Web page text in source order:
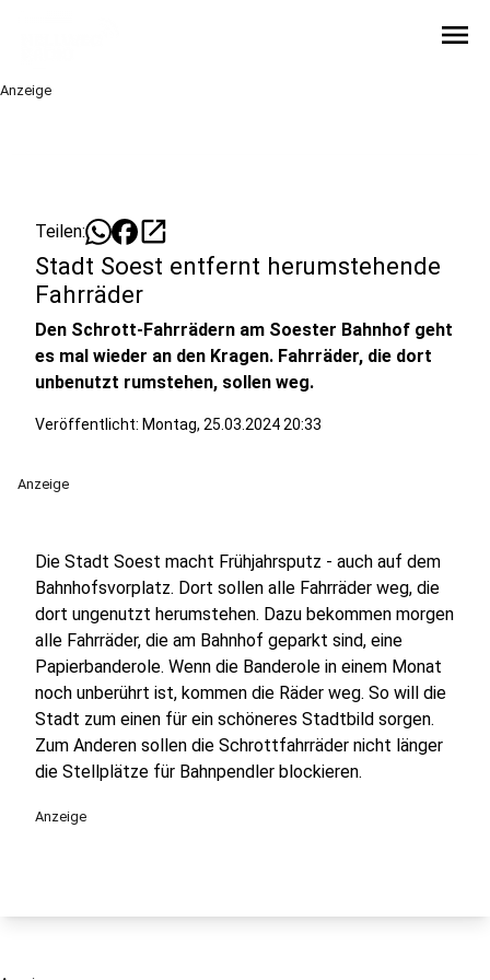
menu
Anzeige
Teilen: open_in_new
Stadt Soest entfernt herumstehende
Fahrräder
Den Schrott-Fahrrädern am Soester Bahnhof geht
es mal wieder an den Kragen. Fahrräder, die dort
unbenutzt rumstehen, sollen weg.
Veröffentlicht: Montag, 25.03.2024 20:33
Anzeige
Die Stadt Soest macht Frühjahrsputz - auch auf dem
Bahnhofsvorplatz. Dort sollen alle Fahrräder weg, die
dort ungenutzt herumstehen. Dazu bekommen morgen
alle Fahrräder, die am Bahnhof geparkt sind, eine
Papierbanderole. Wenn die Banderole in einem Monat
noch unberührt ist, kommen die Räder weg. So will die
Stadt zum einen für ein schöneres Stadtbild sorgen.
Zum Anderen sollen die Schrottfahrräder nicht länger
die Stellplätze für Bahnpendler blockieren.
Anzeige